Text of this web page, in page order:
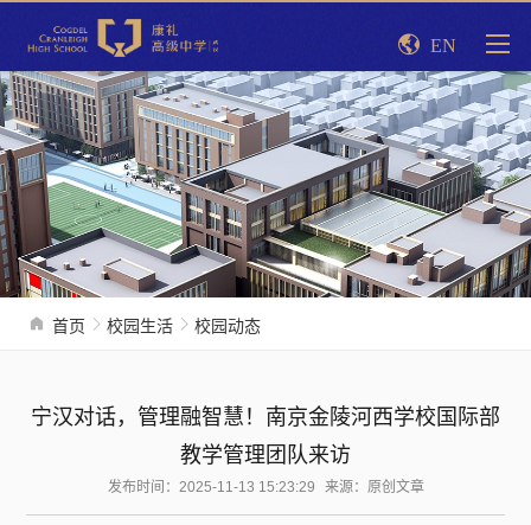
EN
首页 校园生活 校园动态
宁汉对话，管理融智慧！南京金陵河西学校国际部
教学管理团队来访
发布时间：2025-11-13 15:23:29 来源：原创文章